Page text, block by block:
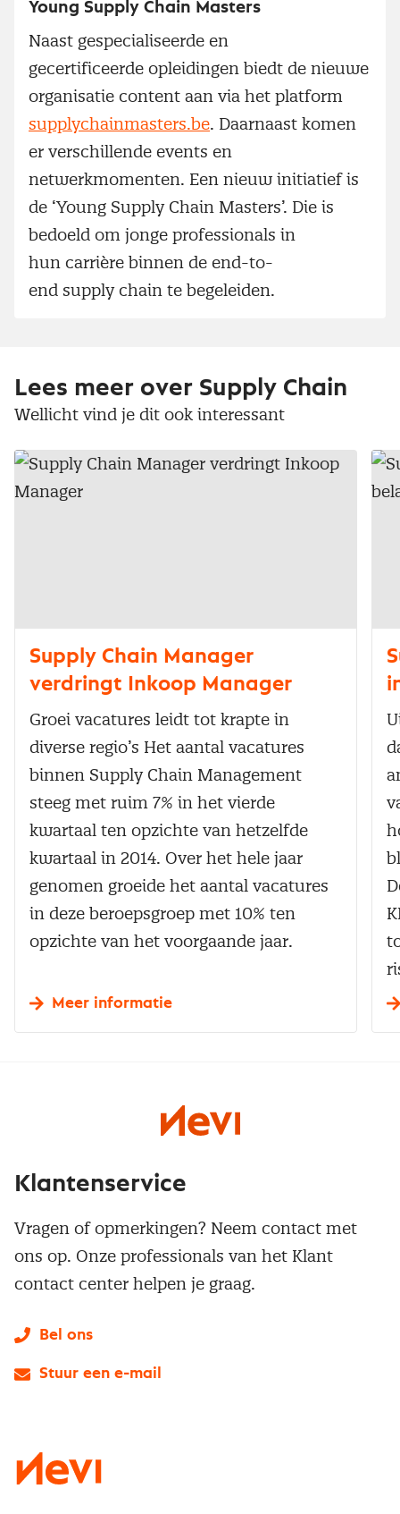
Young Supply Chain Masters
Naast gespecialiseerde en
gecertificeerde opleidingen biedt de nieuwe
organisatie content aan via het platform
supplychainmasters.be. Daarnaast komen
er verschillende events en
netwerkmomenten. Een nieuw initiatief is
de ‘Young Supply Chain Masters’. Die is
bedoeld om jonge professionals in
hun carrière binnen de end-to-
end supply chain te begeleiden.
Lees meer over Supply Chain
Wellicht vind je dit ook interessant
Supply Chain Manager
verdringt Inkoop Manager
Groei vacatures leidt tot krapte in
diverse regio’s Het aantal vacatures
binnen Supply Chain Management
steeg met ruim 7% in het vierde
kwartaal ten opzichte van hetzelfde
kwartaal in 2014. Over het hele jaar
genomen groeide het aantal vacatures
in deze beroepsgroep met 10% ten
opzichte van het voorgaande jaar.
Meer informatie
Klantenservice
Vragen of opmerkingen? Neem contact met
ons op. Onze professionals van het Klant
contact center helpen je graag.
Bel ons
Stuur een e-mail